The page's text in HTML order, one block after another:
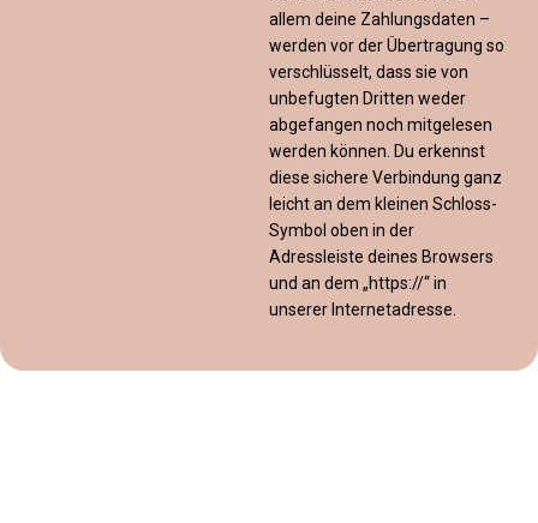
allem deine Zahlungsdaten –
werden vor der Übertragung so
verschlüsselt, dass sie von
unbefugten Dritten weder
abgefangen noch mitgelesen
werden können. Du erkennst
diese sichere Verbindung ganz
leicht an dem kleinen Schloss-
Symbol oben in der
Adressleiste deines Browsers
und an dem „https://“ in
unserer Internetadresse.